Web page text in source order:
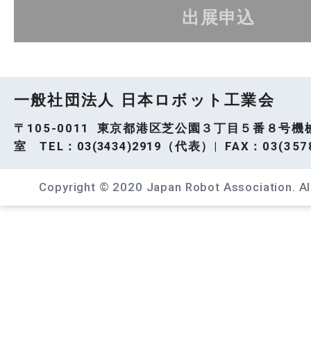
出展申込
一般社団法人 日本ロボット工業会
〒105-0011 東京都港区芝公園３丁目５番８号機
室 TEL： 03(3434)2919 （代表）| FAX：
Copyright © 2020 Japan Robot Association.